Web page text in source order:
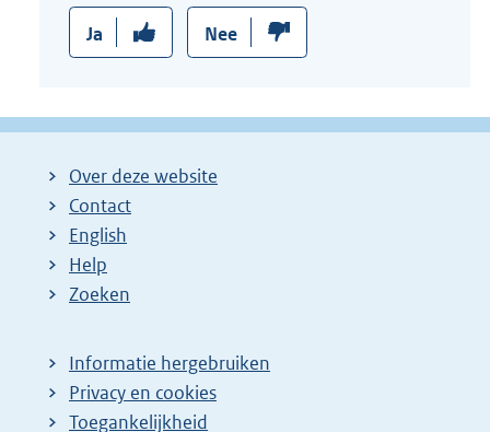
Ja Nee
Over deze website
Contact
English
Help
Zoeken
Informatie hergebruiken
Privacy en cookies
Toegankelijkheid